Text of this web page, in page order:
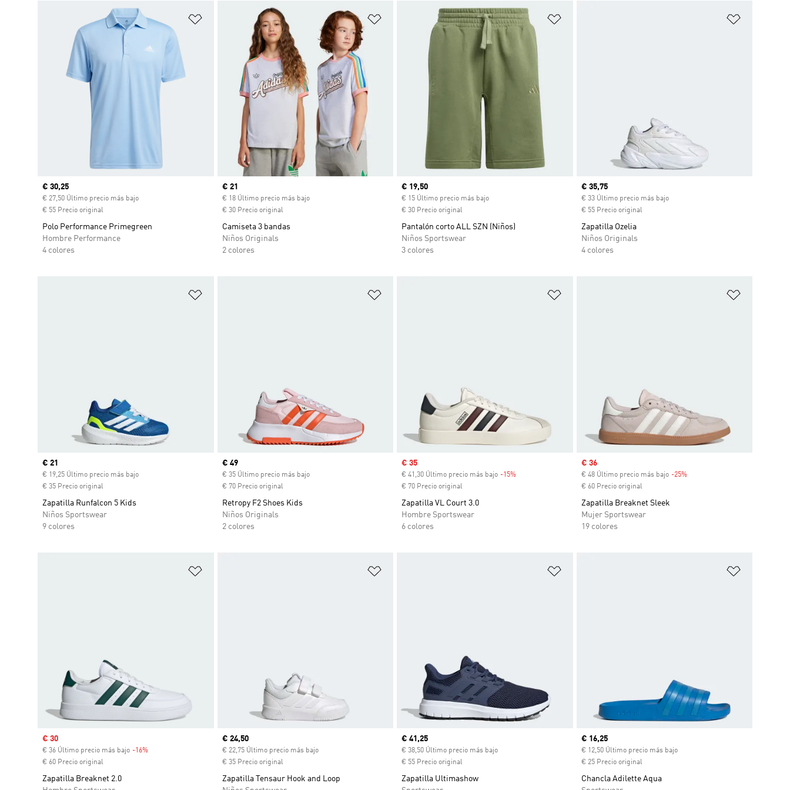
Añadir a la lista de deseos
Precio actual
€ 30,25
€ 27,50 Último precio más bajo
€ 55 Precio original
Polo Performance Primegreen
Hombre Performance
4 colores
Añadir a la lista de deseos
Precio actual
€ 21
€ 18 Último precio más bajo
€ 30 Precio original
Camiseta 3 bandas
Niños Originals
2 colores
Precio actual
€ 19,50
€ 15 Último precio más bajo
€ 30 Precio original
Pantalón corto ALL SZN (Niños)
Niños Sportswear
3 colores
Precio actual
€ 35,75
€ 33 Último precio más bajo
€ 55 Precio original
Zapatilla Ozelia
Niños Originals
4 colores
Precio actual
€ 21
€ 19,25 Último precio más bajo
€ 35 Precio original
Zapatilla Runfalcon 5 Kids
Niños Sportswear
9 colores
Precio actual
€ 49
€ 35 Último precio más bajo
€ 70 Precio original
Retropy F2 Shoes Kids
Niños Originals
2 colores
Precio de venta
€ 35
€ 41,30 Último precio más bajo -15%
€ 70 Precio original
Zapatilla VL Court 3.0
Hombre Sportswear
6 colores
Precio de venta
€ 36
€ 48 Último precio más bajo -25%Descuento
€ 60 Precio original
Zapatilla Breaknet Sleek
Mujer Sportswear
19 colores
Precio de venta
€ 30
€ 36 Último precio más bajo -16%
€ 60 Precio original
Zapatilla Breaknet 2.0
Precio actual
€ 24,50
€ 22,75 Último precio más bajo
€ 35 Precio original
Zapatilla Tensaur Hook and Loop
Precio actual
€ 41,25
€ 38,50 Último precio más bajo
€ 55 Precio original
Zapatilla Ultimashow
Precio actual
€ 16,25
€ 12,50 Último precio más bajo
€ 25 Precio original
Chancla Adilette Aqua